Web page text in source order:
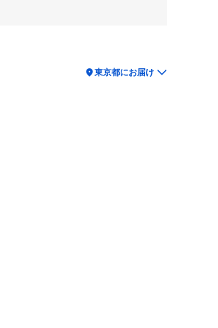
location_on東京都にお届け